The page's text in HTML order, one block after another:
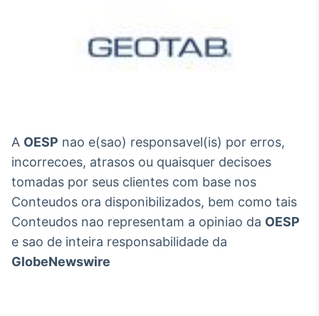
A OESP nao e(sao) responsavel(is) por erros,
incorrecoes, atrasos ou quaisquer decisoes
tomadas por seus clientes com base nos
Conteudos ora disponibilizados, bem como tais
Conteudos nao representam a opiniao da OESP
e sao de inteira responsabilidade da
GlobeNewswire